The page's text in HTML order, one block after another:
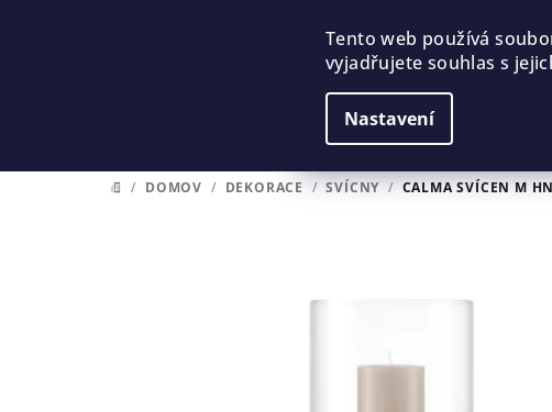
Tento web používá
vyjadřujete souhlas s
Nastavení
DOMŮ
/ DOMOV / DEKORACE / SVÍCNY / CALMA SVÍCEN M